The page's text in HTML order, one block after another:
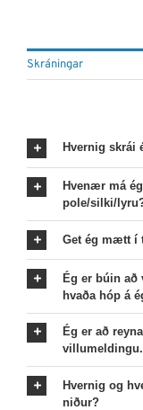
Skráningar
Hvernig skrái
Hvenær má
pole/silki/
Get ég mætt í
Ég er búin að
hvaða hóp á
Ég er að
villumeldingu.
Hvernig og
niður?